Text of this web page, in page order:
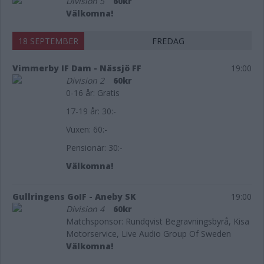
Välkomna!
18 SEPTEMBER FREDAG
Vimmerby IF Dam - Nässjö FF
19:00
Division 2
60kr
0-16 år: Gratis
17-19 år: 30:-
Vuxen: 60:-
Pensionär: 30:-
Välkomna!
Gullringens GoIF - Aneby SK
19:00
Division 4
60kr
Matchsponsor: Rundqvist Begravningsbyrå, Kisa
Motorservice, Live Audio Group Of Sweden
Välkomna!